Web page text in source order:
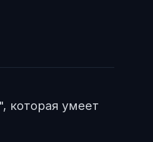
которая умеет